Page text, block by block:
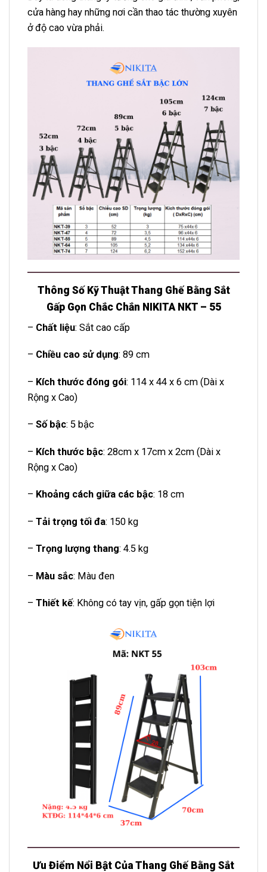
cửa hàng hay những nơi cần thao tác thường xuyên
ở độ cao vừa phải.
Thông Số Kỹ Thuật Thang Ghế Bằng Sắt
Gấp Gọn Chắc Chắn NIKITA NKT – 55
– Chất liệu: Sắt cao cấp
– Chiều cao sử dụng: 89 cm
– Kích thước đóng gói: 114 x 44 x 6 cm (Dài x
Rộng x Cao)
– Số bậc: 5 bậc
– Kích thước bậc: 28cm x 17cm x 2cm (Dài x
Rộng x Cao)
– Khoảng cách giữa các bậc: 18 cm
– Tải trọng tối đa: 150 kg
– Trọng lượng thang: 4.5 kg
– Màu sắc: Màu đen
– Thiết kế: Không có tay vịn, gấp gọn tiện lợi
Ưu Điểm Nổi Bật Của Thang Ghế Bằng Sắt